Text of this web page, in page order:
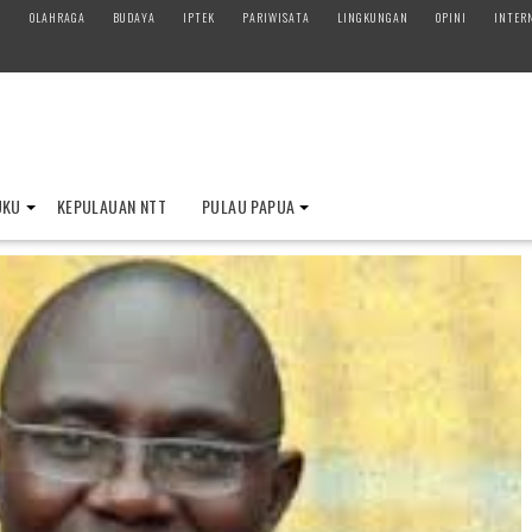
OLAHRAGA BUDAYA IPTEK PARIWISATA LINGKUNGAN OPINI
KEPULAUAN NTT PULAU PAPUA